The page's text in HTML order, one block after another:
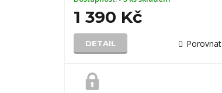
1 390 Kč
DETAIL Porovnat